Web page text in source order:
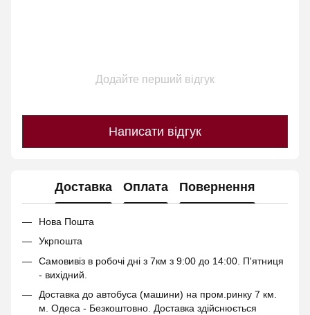
Додайте перший відгук
Написати відгук
Доставка Оплата Повернення
Нова Пошта
Укрпошта
Самовивіз в робочі дні з 7км з 9:00 до 14:00. П'ятниця
- вихідний.
Доставка до автобуса (машини) на пром.ринку 7 км.
м. Одеса - Безкоштовно. Доставка здійснюється